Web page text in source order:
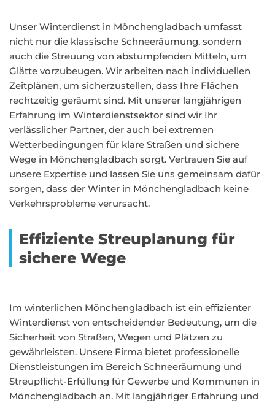
Unser Winterdienst in Mönchengladbach umfasst
nicht nur die klassische Schneeräumung, sondern
auch die Streuung von abstumpfenden Mitteln, um
Glätte vorzubeugen. Wir arbeiten nach individuellen
Zeitplänen, um sicherzustellen, dass Ihre Flächen
rechtzeitig geräumt sind. Mit unserer langjährigen
Erfahrung im Winterdienstsektor sind wir Ihr
verlässlicher Partner, der auch bei extremen
Wetterbedingungen für klare Straßen und sichere
Wege in Mönchengladbach sorgt. Vertrauen Sie auf
unsere Expertise und lassen Sie uns gemeinsam dafür
sorgen, dass der Winter in Mönchengladbach keine
Verkehrsprobleme verursacht.
Effiziente Streuplanung für
sichere Wege
Im winterlichen Mönchengladbach ist ein effizienter
Winterdienst von entscheidender Bedeutung, um die
Sicherheit von Straßen, Wegen und Plätzen zu
gewährleisten. Unsere Firma bietet professionelle
Dienstleistungen im Bereich Schneeräumung und
Streupflicht-Erfüllung für Gewerbe und Kommunen in
Mönchengladbach an. Mit langjähriger Erfahrung und